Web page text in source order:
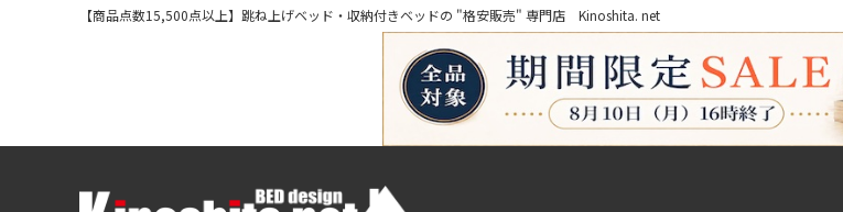
【商品点数15,500点以上】跳ね上げベッド・収納付きベッドの "格安販売" 専門店 Kinoshita. net